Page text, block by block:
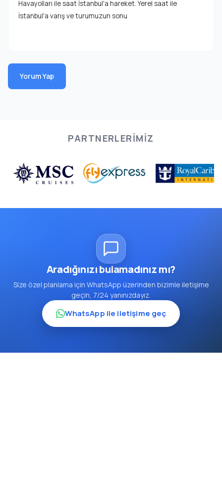
Havayolları ile saat İstanbul'a hareket. Yerel saat ile
İstanbul'a varış ve turumuzun sonu
Yorum Yap
PARTNERLERIMIZ
Aradığınızı bulamadınız mı?
Size özel planlama için WhatsApp üzerinden bizimle iletişime
geçin, 7/24 yanınızdayız.
WhatsApp ile iletişime geç